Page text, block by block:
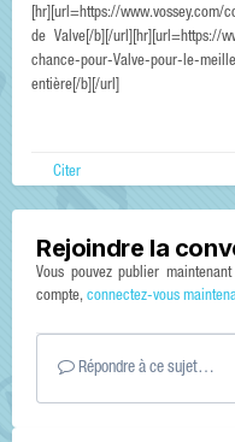
[hr][url=https://
de Valve[/b][/url][hr][url=https://
chance-pour-Valve-pour-le-
entière[/b][/url]
Citer
Rejoindre la
Vous pouvez publier
compte, connectez-vous
Répondre à ce sujet…